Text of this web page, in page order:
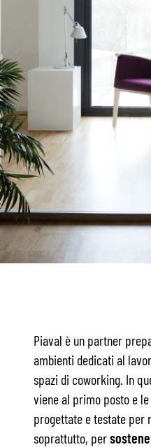
Piaval è un partner
ambienti dedicati al
spazi di coworking. In
viene al primo posto e
progettate e testate per
soprattutto, per